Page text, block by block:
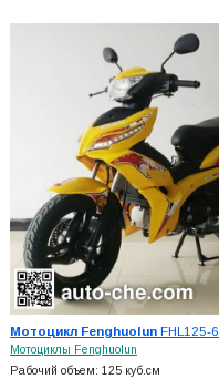
Мотоцикл FenghuolunFHL125-6
Мотоциклы Fenghuolun
Рабочий объем: 125 куб.см